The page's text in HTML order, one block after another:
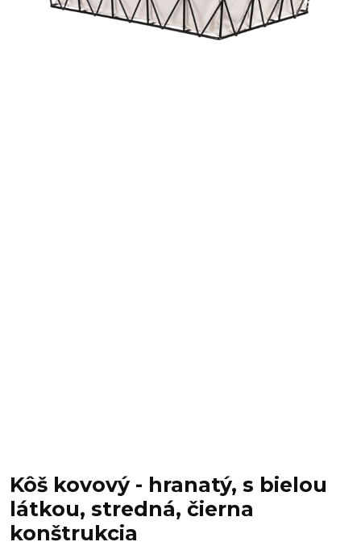
Kôš kovový - hranatý, s bielou
látkou, stredná, čierna
konštrukcia